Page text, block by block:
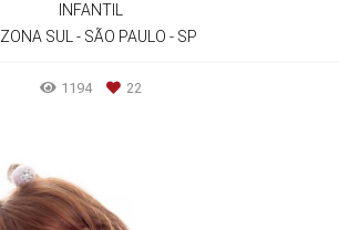
INFANTIL
ZONA SUL - SÃO PAULO - SP
1194 22